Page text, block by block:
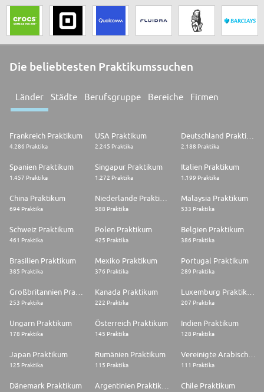
Die beliebtesten Praktikumssuchen
Länder Städte Berufsgruppe Bereiche Firmen
Frankreich Praktikum
4.286 Praktika
USA Praktikum
2.245 Praktika
Deutschland Praktikum
2.188 Praktika
Spanien Praktikum
1.457 Praktika
Singapur Praktikum
1.272 Praktika
Italien Praktikum
1.199 Praktika
China Praktikum
694 Praktika 588 Praktika
Malaysia Praktikum
533 Praktika
Schweiz Praktikum
461 Praktika
Polen Praktikum
425 Praktika
Belgien Praktikum
386 Praktika
Brasilien Praktikum
385 Praktika
Mexiko Praktikum
376 Praktika
Portugal Praktikum
289 Praktika
253 Praktika
Kanada Praktikum
222 Praktika 207 Praktika
Ungarn Praktikum
178 Praktika
Österreich Praktikum
145 Praktika
Indien Praktikum
128 Praktika
Japan Praktikum
125 Praktika
Rumänien Praktikum
115 Praktika
Vereinigte Arabische Emirate Praktikum
111 Praktika
Dänemark Praktikum Chile Praktikum